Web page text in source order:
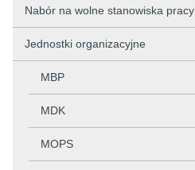
Nabór na wolne stanowiska pracy
Jednostki organizacyjne
MBP
MDK
MOPS